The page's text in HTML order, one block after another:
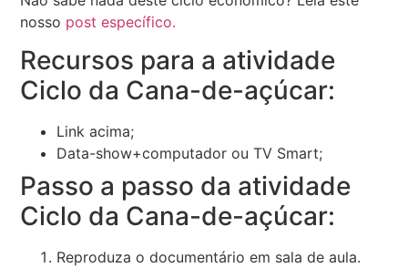
nosso post específico.
Recursos para a atividade
Ciclo da Cana-de-açúcar:
Link acima;
Data-show+computador ou TV Smart;
Passo a passo da atividade
Ciclo da Cana-de-açúcar:
Reproduza o documentário em sala de aula.